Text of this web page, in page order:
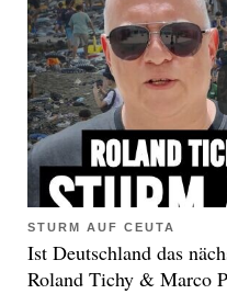
STURM AUF CEUTA
Ist Deutschland das
Roland Tichy & Marco